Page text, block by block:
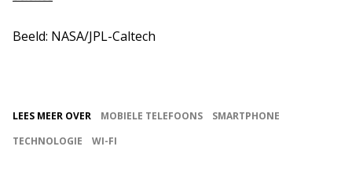
Beeld: NASA/JPL-Caltech
LEES MEER OVER MOBIELE TELEFOONS
SMARTPHONE
TECHNOLOGIE
WI-FI